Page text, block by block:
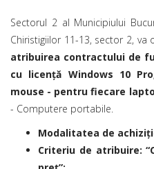
Sectorul 2 al Municipiului
Chiristigiilor 11-13, sector 2, va
atribuirea contractului de
cu licență Windows 10
mouse - pentru fiecare
- Computere portabile.
Modalitatea de
Criteriu de atribuire: